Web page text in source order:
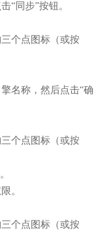
“同步”按钮。
个点图标（或按
名称，然后点击“确
个点图标（或按
。
个点图标（或按